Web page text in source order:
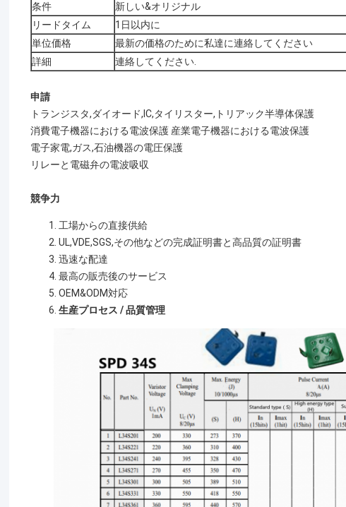
条件
新しい&オリジナル
リードタイム
1日以内に
単位価格
最新の価格のために私達に連絡してください
詳細
連絡してください.
申請
トランジスタ,ダイオード,IC,タイリスター,トリアック半導体保護
消費電子機器における電波保護 産業電子機器における電波保護
電子家電,ガス,石油機器の電圧保護
リレーと電磁弁の電波吸収
競争力
工場からの直接供給
UL,VDE,SGS,その他などの完成証明書と高品質の証明書
迅速な配達
最高の販売後のサービス
OEM&ODM対応
生産プロセス / 品質管理